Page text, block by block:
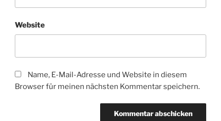
Website
Name, E-Mail-Adresse und Website in diesem
Browser für meinen nächsten Kommentar speichern.